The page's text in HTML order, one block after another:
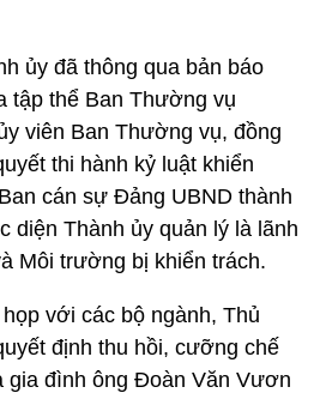
ủy đã thông qua bản báo
tập thể Ban Thường vụ
viên Ban Thường vụ, đồng
thi hành kỷ luật khiển
cán sự Đảng UBND thành
diện Thành ủy quản lý là lãnh
Môi trường bị khiển trách.
với các bộ ngành, Thủ
định thu hồi, cưỡng chế
gia đình ông Đoàn Văn Vươn